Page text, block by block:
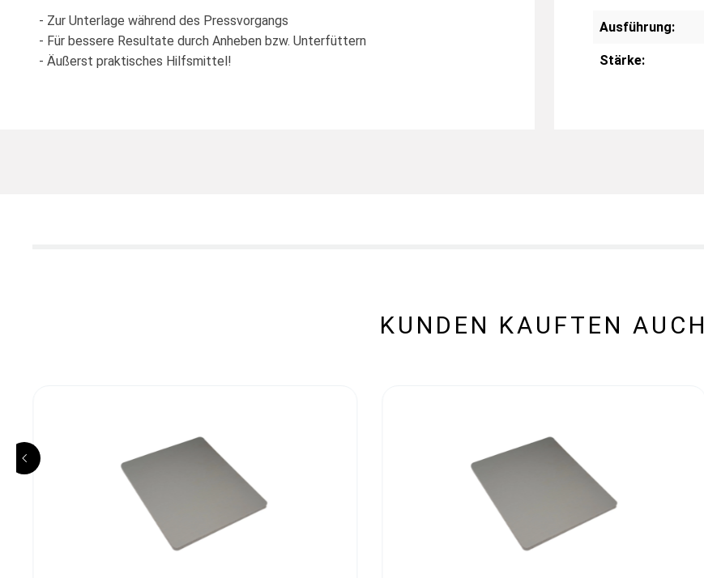
- Zur Unterlage während des Pressvorgangs
- Für bessere Resultate durch Anheben bzw. Unterfüttern
- Äußerst praktisches Hilfsmittel!
Ausführung:
Stärke:
KUNDEN KAUFTEN AUCH